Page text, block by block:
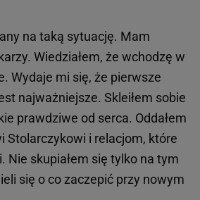
na taką sytuację. Mam
Wiedziałem, że wchodzę w
Wydaje mi się, że pierwsze
najważniejsze. Skleiłem sobie
prawdziwe od serca. Oddałem
Stolarczykowi i relacjom, które
Nie skupiałem się tylko na tym
się o co zaczepić przy nowym